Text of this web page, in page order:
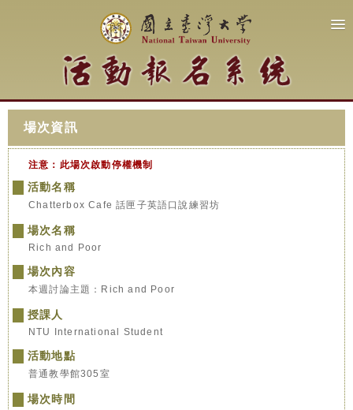
場次資訊
注意：此場次啟動停權機制
活動名稱
Chatterbox Cafe 話匣子英語口說練習坊
場次名稱
Rich and Poor
場次內容
本週討論主題：Rich and Poor
授課人
NTU International Student
活動地點
普通教學館305室
場次時間